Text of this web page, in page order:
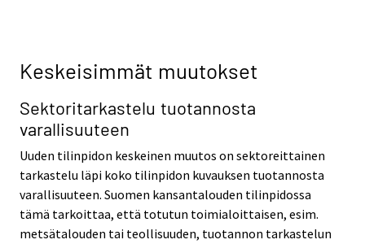
Keskeisimmät muutokset
Sektoritarkastelu tuotannosta
varallisuuteen
Uuden tilinpidon keskeinen muutos on sektoreittainen
tarkastelu läpi koko tilinpidon kuvauksen tuotannosta
varallisuuteen. Suomen kansantalouden tilinpidossa
tämä tarkoittaa, että totutun toimialoittaisen, esim.
metsätalouden tai teollisuuden, tuotannon tarkastelun